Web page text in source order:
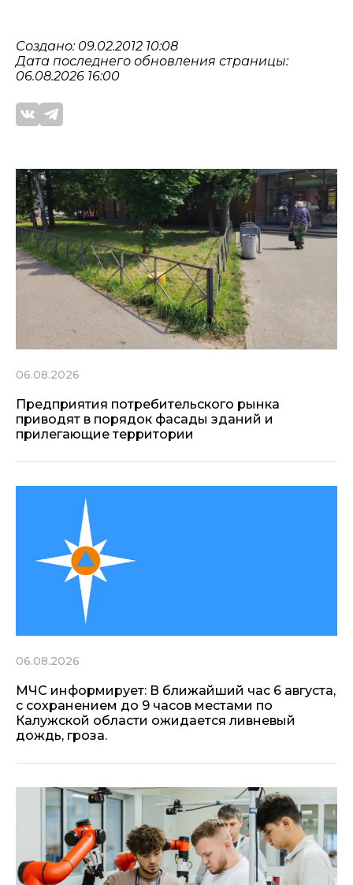
Создано: 09.02.2012 10:08
Дата последнего обновления страницы:
06.08.2026 16:00
06.08.2026
Предприятия потребительского рынка
приводят в порядок фасады зданий и
прилегающие территории
06.08.2026
МЧС информирует: В ближайший час 6 августа,
с сохранением до 9 часов местами по
Калужской области ожидается ливневый
дождь, гроза.